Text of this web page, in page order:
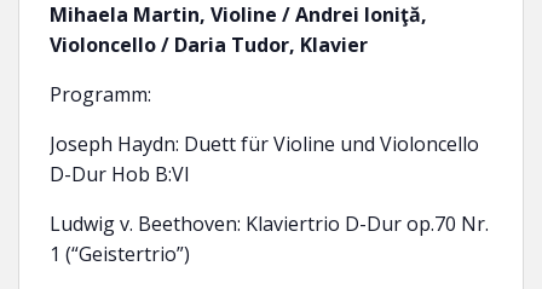
Mihaela Martin, Violine /Andrei Ioniţă,
Violoncello/ Daria Tudor, Klavier
Programm:
Joseph Haydn: Duett für Violine und Violoncello
D-Dur Hob B:VI
Ludwig v. Beethoven: Klaviertrio D-Dur op.70 Nr.
1 (“Geistertrio”)